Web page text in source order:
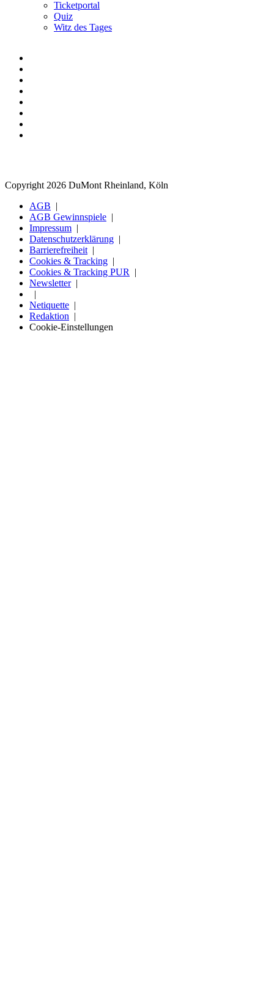
Ticketportal
Quiz
Witz des Tages
Copyright 2026 DuMont Rheinland, Köln
AGB
AGB Gewinnspiele
Impressum
Datenschutzerklärung
Barrierefreiheit
Cookies & Tracking
Cookies & Tracking PUR
Newsletter
Netiquette
Redaktion
Cookie-Einstellungen